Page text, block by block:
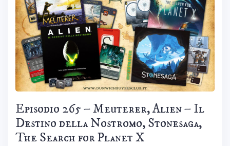
Episodio 265 – Meuterer, Alien – Il
Destino della Nostromo, Stonesaga,
The Search for Planet X